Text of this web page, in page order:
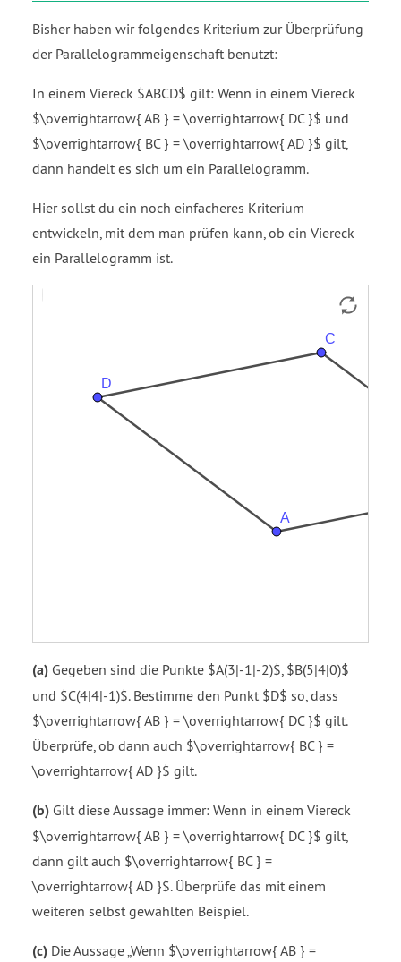
Bisher haben wir folgendes Kriterium zur Überprüfung
der Parallelogrammeigenschaft benutzt:
In einem Viereck $ABCD$ gilt: Wenn in einem Viereck
$\overrightarrow{ AB } = \overrightarrow{ DC }$ und
$\overrightarrow{ BC } = \overrightarrow{ AD }$ gilt,
dann handelt es sich um ein Parallelogramm.
Hier sollst du ein noch einfacheres Kriterium
entwickeln, mit dem man prüfen kann, ob ein Viereck
ein Parallelogramm ist.
(a) Gegeben sind die Punkte $A(3|-1|-2)$, $B(5|4|0)$
und $C(4|4|-1)$. Bestimme den Punkt $D$ so, dass
$\overrightarrow{ AB } = \overrightarrow{ DC }$ gilt.
Überprüfe, ob dann auch $\overrightarrow{ BC } =
\overrightarrow{ AD }$ gilt.
(b) Gilt diese Aussage immer: Wenn in einem Viereck
$\overrightarrow{ AB } = \overrightarrow{ DC }$ gilt,
dann gilt auch $\overrightarrow{ BC } =
\overrightarrow{ AD }$. Überprüfe das mit einem
weiteren selbst gewählten Beispiel.
(c) Die Aussage „Wenn $\overrightarrow{ AB } =